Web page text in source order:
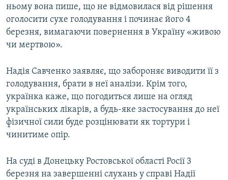
ньому вона пише, що не відмовилася від рішення
оголосити сухе голодування і починає його 4
березня, вимагаючи повернення в Україну «живою
чи мертвою».
Надія Савченко заявляє, що забороняє виводити її з
голодування, брати в неї аналізи. Крім того,
українка каже, що погодиться лише на огляд
українських лікарів, а будь-яке застосування до неї
фізичної сили буде розцінювати як тортури і
чинитиме опір.
На суді в Донецьку Ростовської області Росії 3
березня на завершенні слухань у справі Надії